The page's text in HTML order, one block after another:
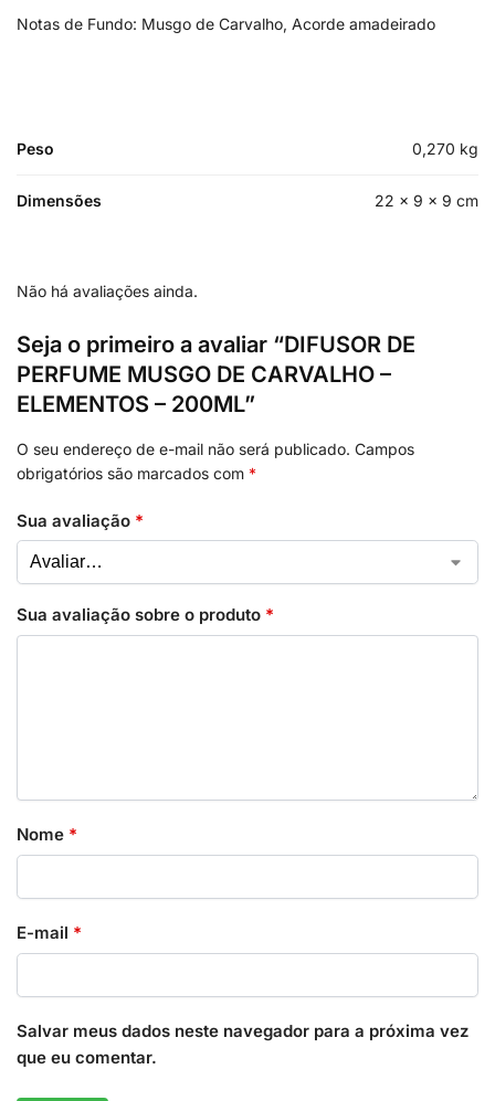
Notas de Fundo: Musgo de Carvalho, Acorde amadeirado
Peso 0,270 kg
Dimensões 22 × 9 × 9 cm
Não há avaliações ainda.
Seja o primeiro a avaliar “DIFUSOR DE
PERFUME MUSGO DE CARVALHO –
ELEMENTOS – 200ML”
O seu endereço de e-mail não será publicado. Campos
obrigatórios são marcados com *
Sua avaliação *
Sua avaliação sobre o produto *
Nome *
E-mail *
Salvar meus dados neste navegador para a próxima vez
que eu comentar.